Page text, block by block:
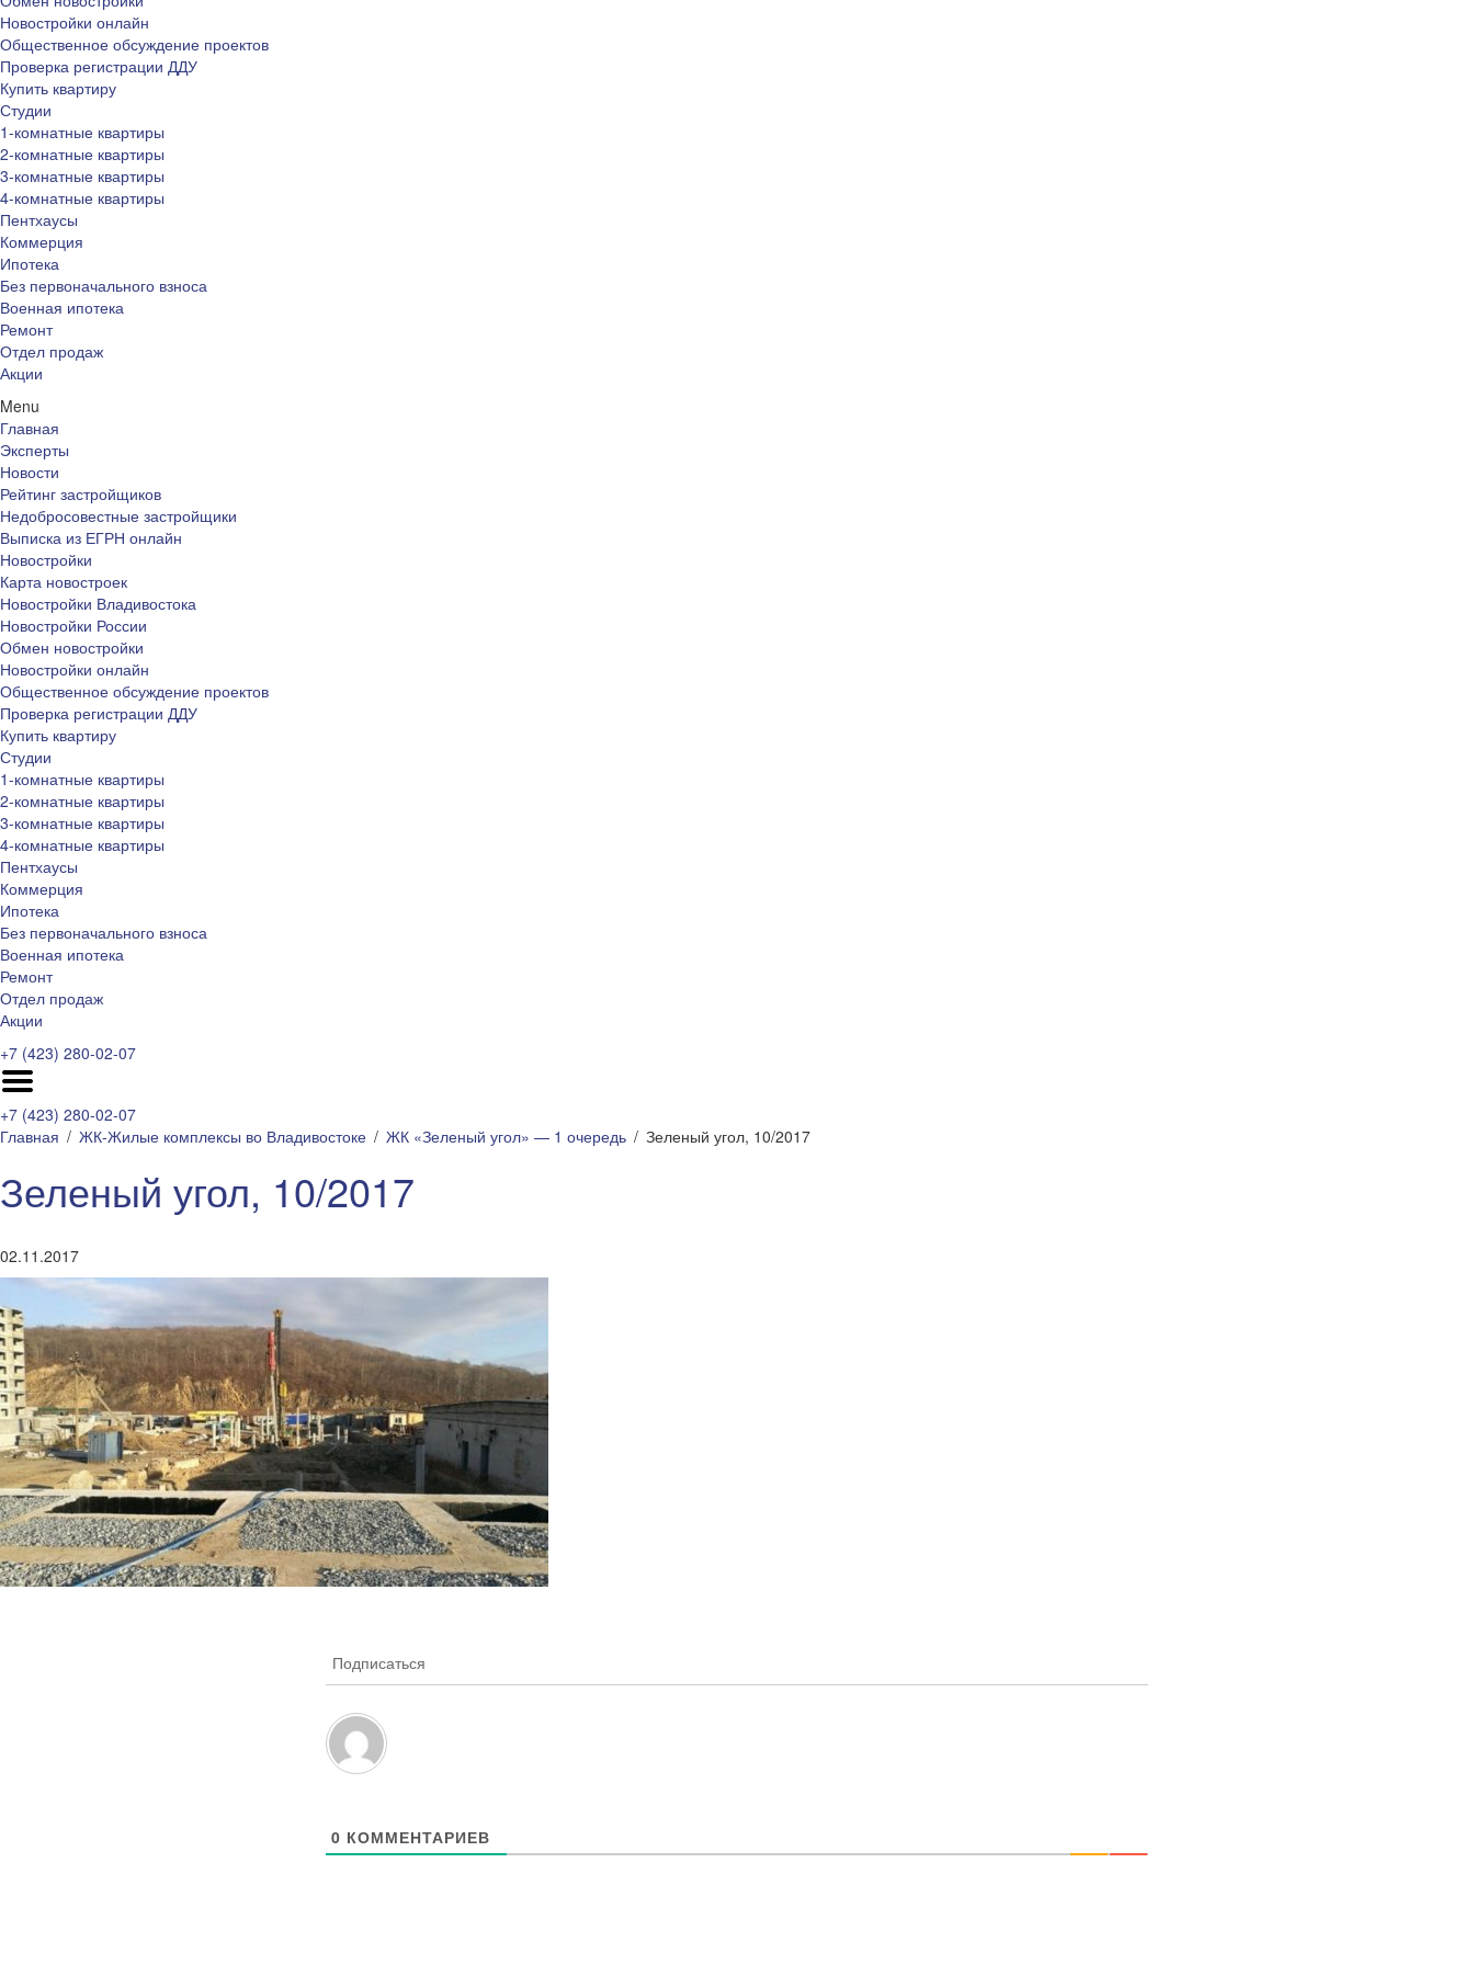
Новостройки онлайн
Общественное обсуждение проектов
Проверка регистрации ДДУ
Купить квартиру
Студии
1-комнатные квартиры
2-комнатные квартиры
3-комнатные квартиры
4-комнатные квартиры
Пентхаусы
Коммерция
Ипотека
Без первоначального взноса
Военная ипотека
Ремонт
Отдел продаж
Акции
Menu
Главная
Эксперты
Новости
Рейтинг застройщиков
Недобросовестные застройщики
Выписка из ЕГРН онлайн
Новостройки
Карта новостроек
Новостройки Владивостока
Новостройки России
Обмен новостройки
Новостройки онлайн
Общественное обсуждение проектов
Проверка регистрации ДДУ
Купить квартиру
Студии
1-комнатные квартиры
2-комнатные квартиры
3-комнатные квартиры
4-комнатные квартиры
Пентхаусы
Коммерция
Ипотека
Без первоначального взноса
Военная ипотека
Ремонт
Отдел продаж
Акции
+7 (423) 280-02-07
+7 (423) 280-02-07
Главная
ЖК-Жилые комплексы во Владивостоке ЖК «Зеленый угол» — 1 очередь Зеленый угол, 10/2017
Зеленый угол, 10/2017
02.11.2017
Подписаться
0 КОММЕНТАРИЕВ